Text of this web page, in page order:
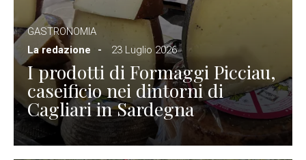
GASTRONOMIA
La redazione
23 Luglio 2026
I prodotti di Formaggi Picciau,
caseificio nei dintorni di
Cagliari in Sardegna